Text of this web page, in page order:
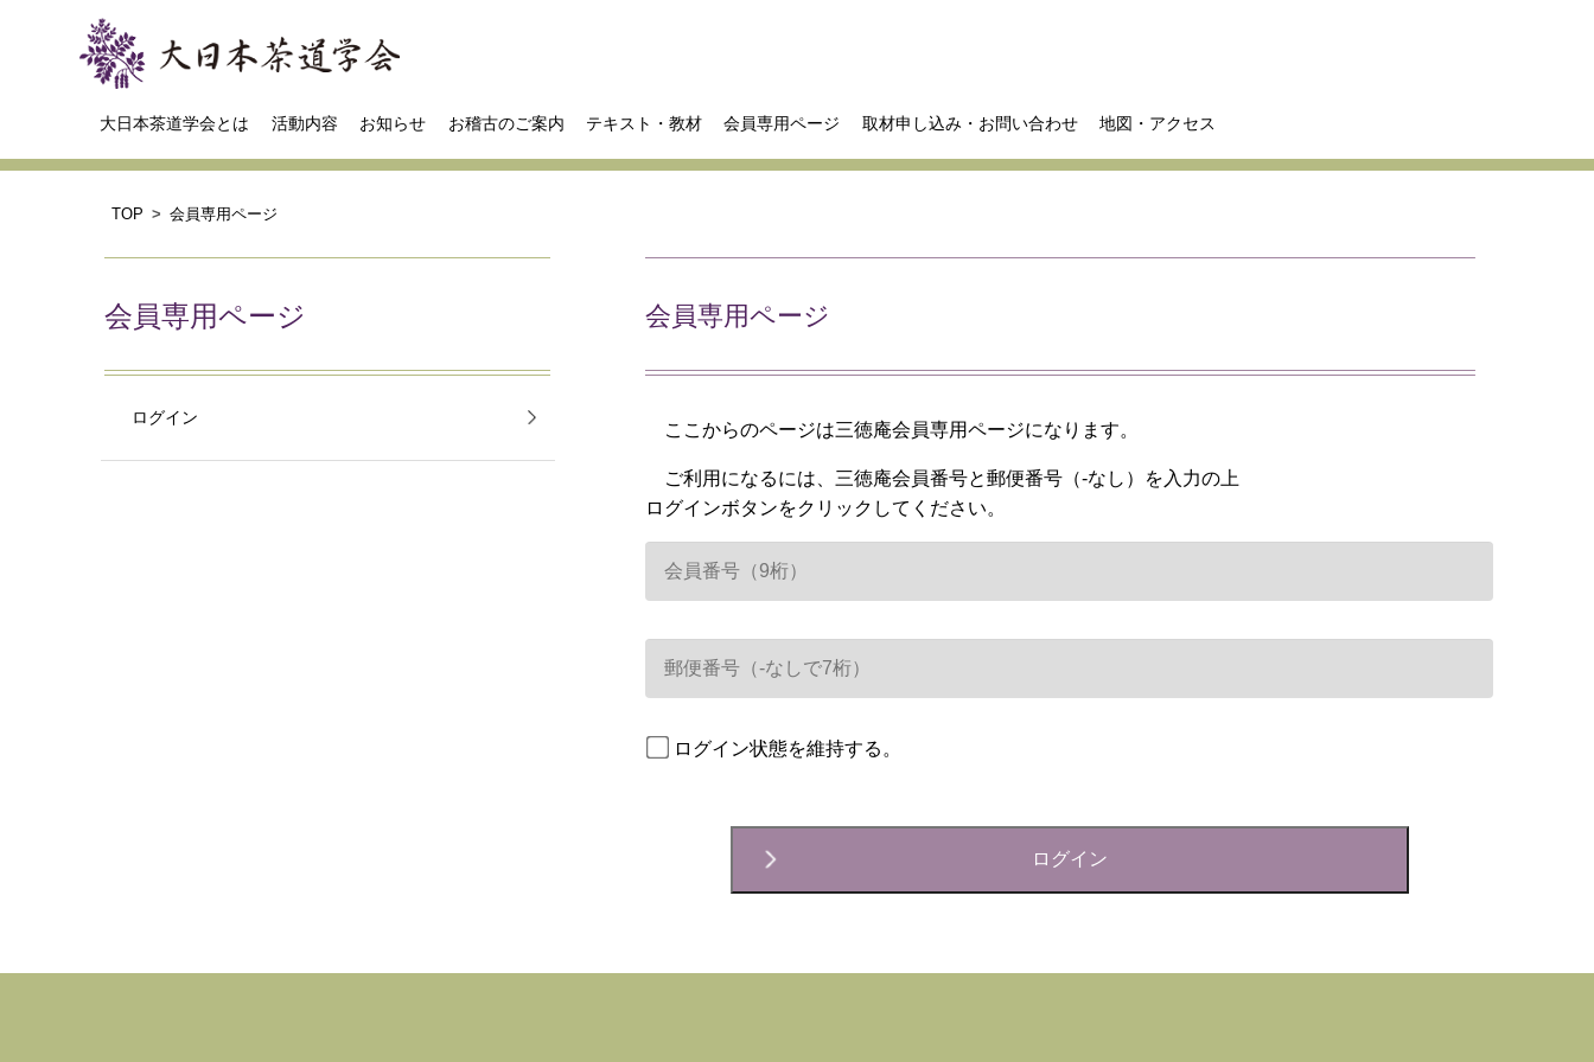
大日本茶道学会とは 活動内容 お知らせ お稽古のご案内 テキスト・教材 会員専用ページ 取材申し込み・お問い合わせ 地図・アクセス
TOP 会員専用ページ
会員専用ページ
ログイン
会員専用ページ
ここからのページは三徳庵会員専用ページになります。
ご利用になるには、三徳庵会員番号と郵便番号（-なし）を入力の上
ログインボタンをクリックしてください。
ログイン状態を維持する。